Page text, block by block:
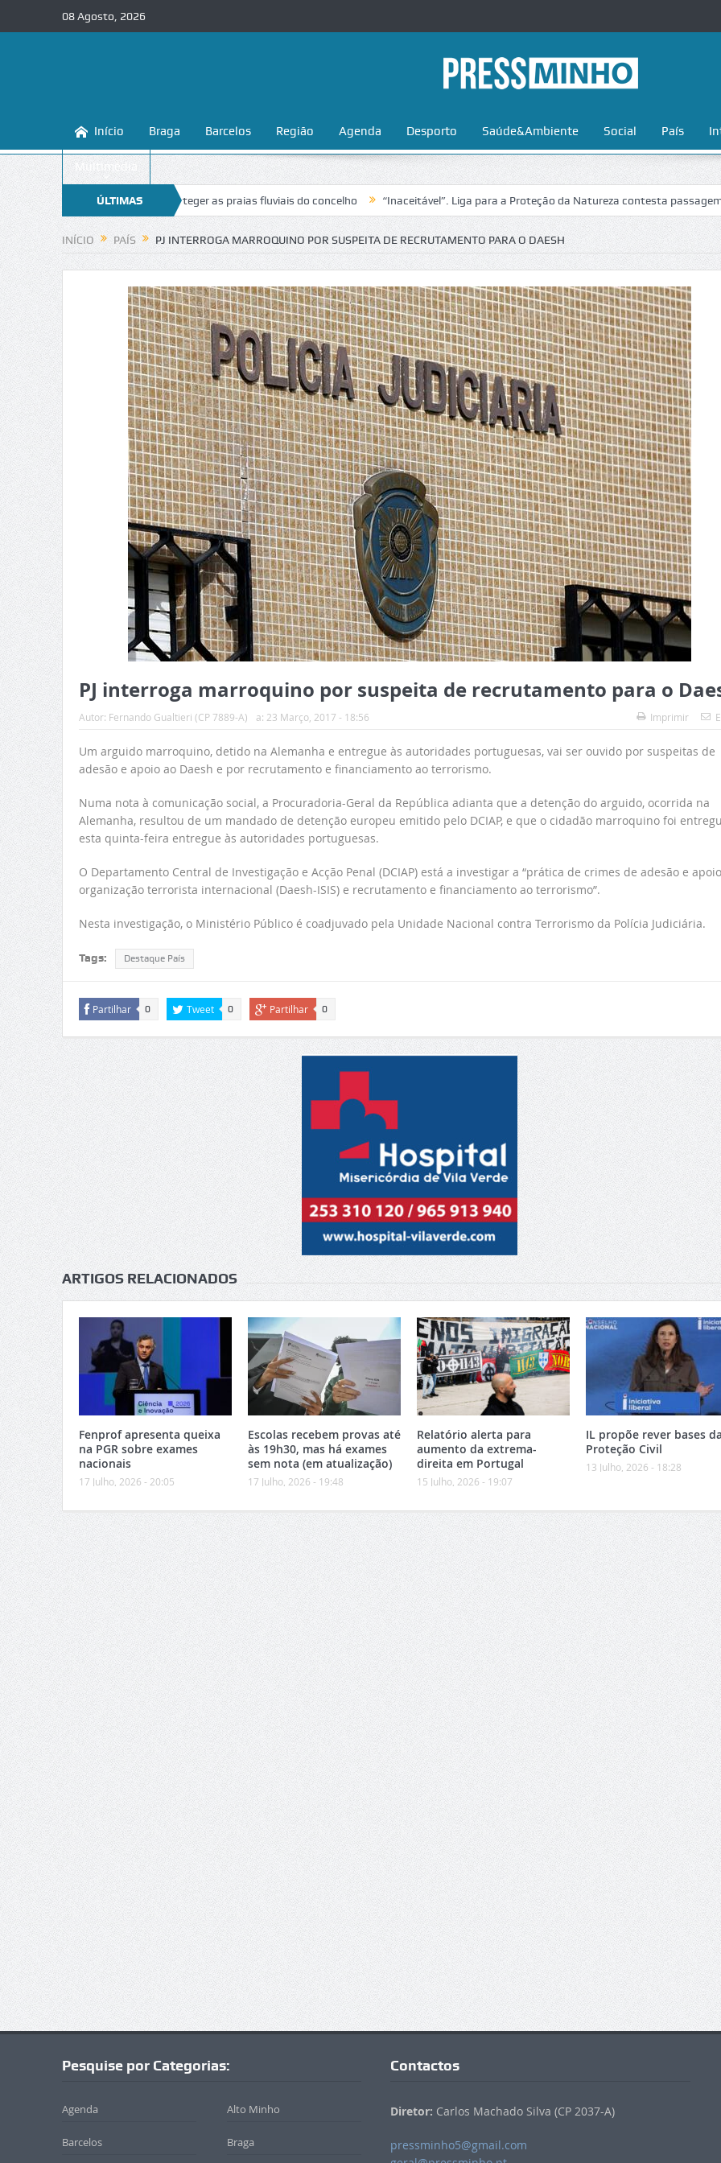
08 Agosto, 2026
Início Braga Barcelos Região Agenda Desporto Saúde&Ambiente Social País
Multimédia
ÚLTIMAS
NOTÍCIAS
ensina a conhecer e proteger as praias fluviais do concelho “Inaceitável”. Liga para a Proteção da Natureza contesta passagem da Volta
INÍCIO PAÍS PJ INTERROGA MARROQUINO POR SUSPEITA DE RECRUTAMENTO PARA O DAESH
PJ interroga marroquino por suspeita de recrutamento para o
Autor: Fernando Gualtieri (CP 7889-A) a: 23 Março, 2017 - 18:56 Imprimir
Um arguido marroquino, detido na Alemanha e entregue às autoridades portuguesas, vai ser ouvido por suspeitas de
adesão e apoio ao Daesh e por recrutamento e financiamento ao terrorismo.
Numa nota à comunicação social, a Procuradoria-Geral da República adianta que a detenção do arguido, ocorrida na
Alemanha, resultou de um mandado de detenção europeu emitido pelo DCIAP, e que o cidadão marroquino foi
esta quinta-feira entregue às autoridades portuguesas.
O Departamento Central de Investigação e Acção Penal (DCIAP) está a investigar a “prática de crimes de adesão e
organização terrorista internacional (Daesh-ISIS) e recrutamento e financiamento ao terrorismo”.
Nesta investigação, o Ministério Público é coadjuvado pela Unidade Nacional contra Terrorismo da Polícia Judiciária.
Tags: Destaque País
Partilhar 0 Tweet 0 Partilhar 0
ARTIGOS RELACIONADOS
Fenprof apresenta queixa
na PGR sobre exames
nacionais
17 Julho, 2026 - 20:05
Escolas recebem provas até
às 19h30, mas há exames
sem nota (em atualização)
17 Julho, 2026 - 19:48
Relatório alerta para
aumento da extrema-
direita em Portugal
15 Julho, 2026 - 19:07
IL propõe rever bases
Proteção Civil
13 Julho, 2026 - 18:28
Pesquise por Categorias:
Agenda Alto Minho
Barcelos Braga
Contactos
Diretor: Carlos Machado Silva (CP 2037-A)
pressminho5@gmail.com